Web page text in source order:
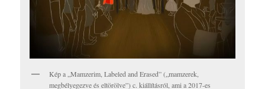
Kép a „Mamzerim, Labeled and Erased” („mamzerek,
megbélyegezve és eltörölve”) c. kiállításról, ami a 2017-es